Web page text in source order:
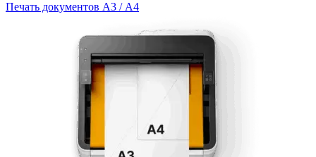
Печать документов А3 / А4